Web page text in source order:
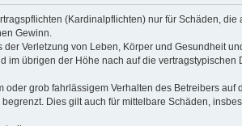
(Kardinalpflichten) nur für Schäden, die
Gewinn.
Verletzung von Leben, Körper und Gesundheit
übrigen der Höhe nach auf die vertragstypischen
grob fahrlässigem Verhalten des Betreibers auf
Dies gilt auch für mittelbare Schäden,